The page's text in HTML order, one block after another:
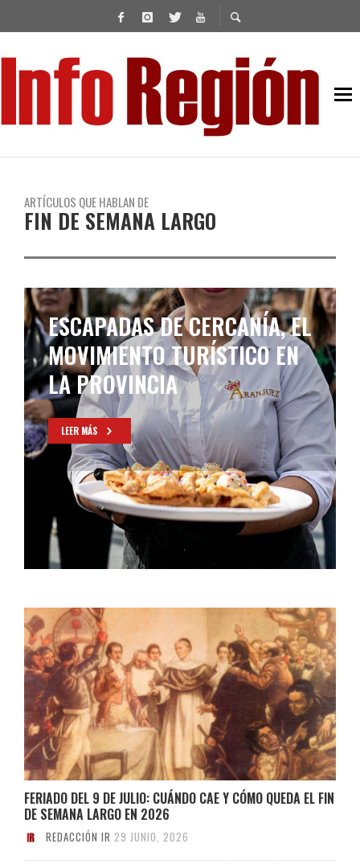
ARTÍCULOS QUE HABLAN DE
FIN DE SEMANA LARGO
FIN DE SEMANA LARGO: FUE
EL FERIADO MENOS MOVIDO
DEL AÑO
LEER MÁS
FERIADO DEL 9 DE JULIO: CUÁNDO CAE Y CÓMO QUEDA EL FIN
DE SEMANA LARGO EN 2026
REDACCIÓN IR 29 JUNIO, 2026